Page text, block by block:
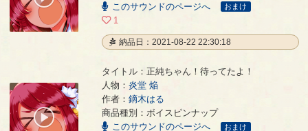
このサウンドのページへ
おまけ
1
納品日：2021-08-22 22:30:18
正純ちゃん！待ってたよ！ - 鏑木はる
タイトル：正純ちゃん！待ってたよ！
人物： 炎堂 焔
作者： 鏑木はる
商品種別：ボイスピンナップ
このサウンドのページへ
おまけ